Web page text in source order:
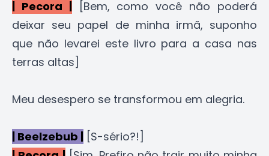
| Pecora |[Bem, como você não poderá
deixar seu papel de minha irmã, suponho
que não levarei este livro para a casa nas
terras altas]
Meu desespero se transformou em alegria.
| Beelzebub | [S-sério?!]